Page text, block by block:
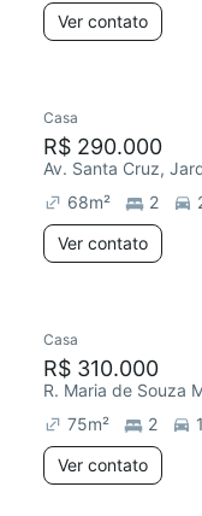
Ver contato
Casa
R$ 290.000
Av. Santa Cruz,
68m² 2
Ver contato
Casa
R$ 310.000
R. Maria de Souza
75m² 2
1
Ver contato